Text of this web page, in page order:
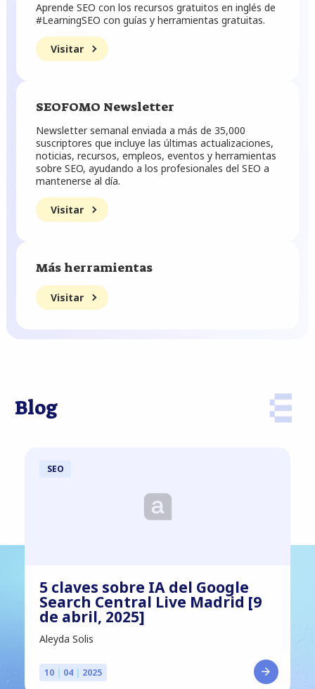
Aprende SEO con los recursos gratuitos en inglés de
#LearningSEO con guías y herramientas gratuitas.
Visitar
SEOFOMO Newsletter
Newsletter semanal enviada a más de 35,000
suscriptores que incluye las últimas actualizaciones,
noticias, recursos, empleos, eventos y herramientas
sobre SEO, ayudando a los profesionales del SEO a
mantenerse al día.
Visitar
Más herramientas
Visitar
Blog
SEO
5 claves sobre IA del Google
Search Central Live Madrid [9
de abril, 2025]
Aleyda Solis
10 | 04 | 2025